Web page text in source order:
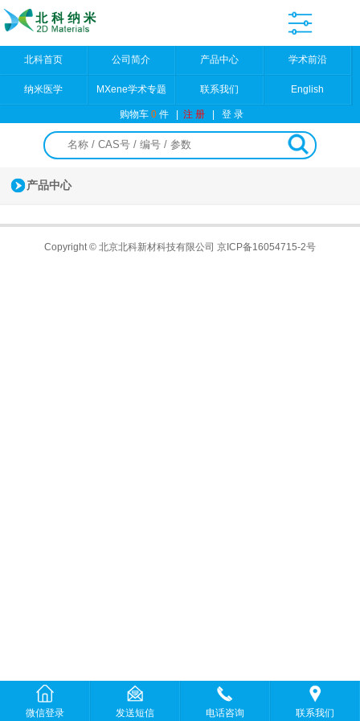
北科首页 公司简介 产品中心 学术前沿
纳米医学 MXene学术专题 联系我们 English
购物车0件 |注 册 |登 录
产品中心
Copyright © 北京北科新材科技有限公司 京ICP备16054715-2号
微信登录 发送短信 电话咨询 联系我们